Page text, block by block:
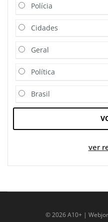
Polícia
Cidades
Geral
Política
Brasil
ver
© 2026 A10+ |